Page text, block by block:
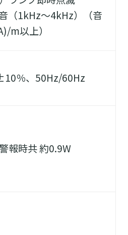
（1kHz～4kHz）（音
m以上）
％、50Hz/60Hz
報時共 約0.9W